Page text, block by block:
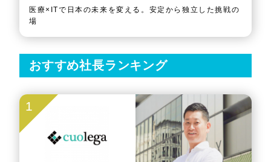
医療×ITで日本の未来を変える。安定から独立した挑戦の
場
おすすめ社長ランキング
1